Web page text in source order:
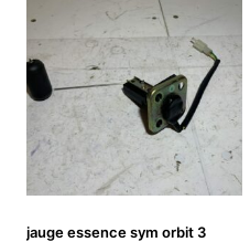
jauge essence sym orbit 3